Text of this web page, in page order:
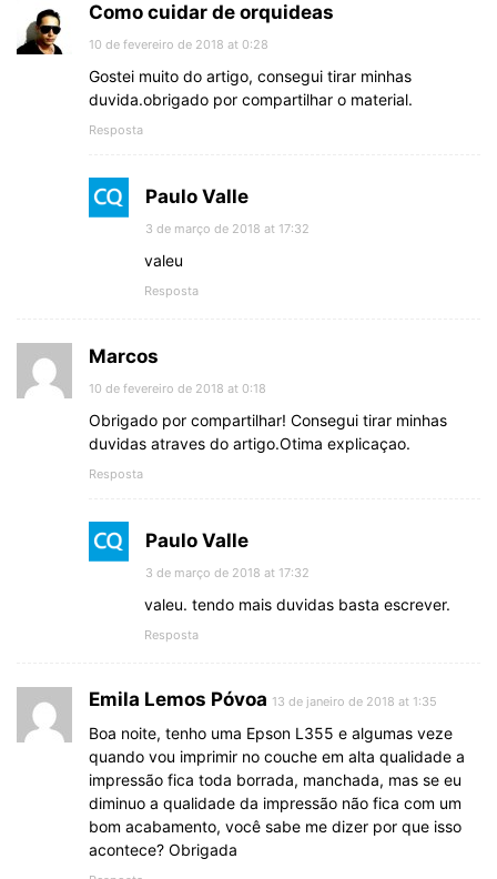
Como cuidar de orquideas
10 de fevereiro de 2018 at 0:28
Gostei muito do artigo, consegui tirar minhas
duvida.obrigado por compartilhar o material.
Resposta
Paulo Valle
3 de março de 2018 at 17:32
valeu
Resposta
Marcos
10 de fevereiro de 2018 at 0:18
Obrigado por compartilhar! Consegui tirar minhas
duvidas atraves do artigo.Otima explicaçao.
Resposta
Paulo Valle
3 de março de 2018 at 17:32
valeu. tendo mais duvidas basta escrever.
Resposta
Emila Lemos Póvoa 13 de janeiro de 2018 at 1:35
Boa noite, tenho uma Epson L355 e algumas veze
quando vou imprimir no couche em alta qualidade a
impressão fica toda borrada, manchada, mas se eu
diminuo a qualidade da impressão não fica com um
bom acabamento, você sabe me dizer por que isso
acontece? Obrigada